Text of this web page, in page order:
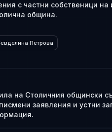
с частни собственици
община.
Петрова
на Столичния общински
заявления и устни